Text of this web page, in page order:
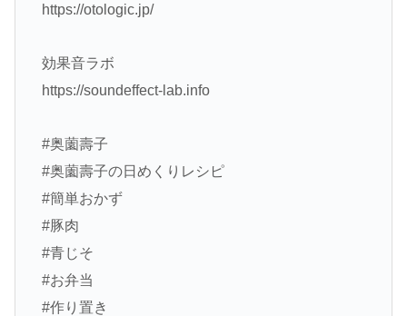
https://otologic.jp/
効果音ラボ
https://soundeffect-lab.info
#奥薗壽子
#奥薗壽子の日めくりレシピ
#簡単おかず
#豚肉
#青じそ
#お弁当
#作り置き